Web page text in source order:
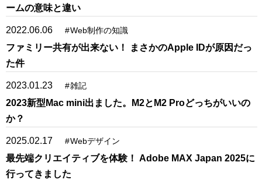
ームの意味と違い
2022.06.06 #Web制作の知識
ファミリー共有が出来ない！ まさかのApple IDが原因だっ
た件
2023.01.23 #雑記
2023新型Mac mini出ました。M2とM2 Proどっちがいいの
か？
2025.02.17 #Webデザイン
最先端クリエイティブを体験！ Adobe MAX Japan 2025に
行ってきました